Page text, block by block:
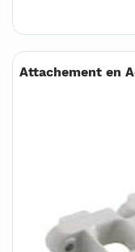
Attachement en